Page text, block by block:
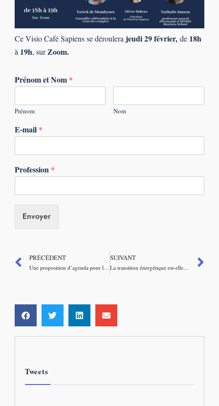
Ce Visio Café Sapiens se déroulera jeudi 29 février, de 18h
à 19h, surZoom.
Prénom et Nom *
Prénom Nom
E-mail *
Profession *
Envoyer
PRÉCÉDENT
Une proposition d’agenda pour la Ministre du Travail – Visio café Sapiens
SUIVANT
La transition énergétique est-elle soutenable ? – Visio café Sapiens
Tweets